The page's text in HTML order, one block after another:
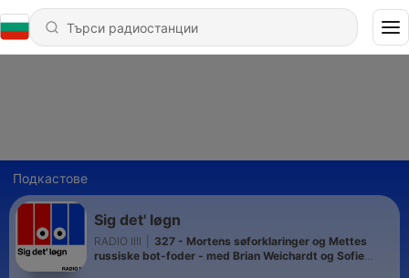
Подкастове
Sig det' løgn
RADIO IIII
327 - Mortens søforklaringer og Mettes
russiske bot-foder - med Brian Weichardt og Sofie